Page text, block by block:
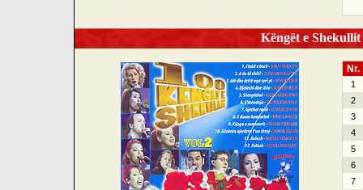
Këngët e
Nr.
1
2
3
4
5
6
7